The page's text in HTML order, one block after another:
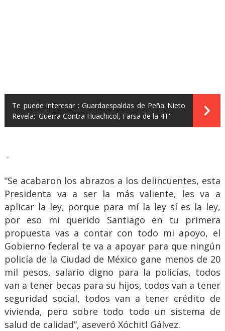
Te puede interesar : Guardaespaldas de Peña Nieto
Revela: 'Guerra Contra Huachicol, Farsa de la 4T'
.
“Se acabaron los abrazos a los delincuentes, esta
Presidenta va a ser la más valiente, les va a
aplicar la ley, porque para mí la ley sí es la ley,
por eso mi querido Santiago en tu primera
propuesta vas a contar con todo mi apoyo, el
Gobierno federal te va a apoyar para que ningún
policía de la Ciudad de México gane menos de 20
mil pesos, salario digno para la policías, todos
van a tener becas para su hijos, todos van a tener
seguridad social, todos van a tener crédito de
vivienda, pero sobre todo todo un sistema de
salud de calidad”, aseveró Xóchitl Gálvez.